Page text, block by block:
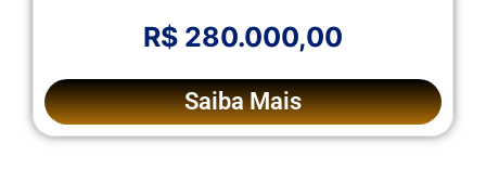
R$ 280.000,00
Saiba Mais